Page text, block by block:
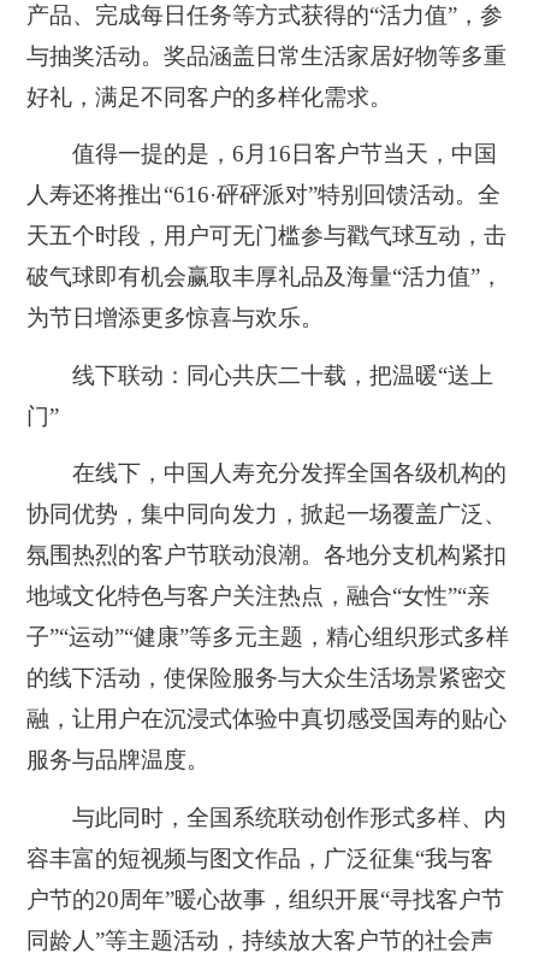
产品、完成每日任务等方式获得的“活力值”，参
与抽奖活动。奖品涵盖日常生活家居好物等多重
好礼，满足不同客户的多样化需求。
值得一提的是，6月16日客户节当天，中国
人寿还将推出“616·砰砰派对”特别回馈活动。全
天五个时段，用户可无门槛参与戳气球互动，击
破气球即有机会赢取丰厚礼品及海量“活力值”，
为节日增添更多惊喜与欢乐。
线下联动：同心共庆二十载，把温暖“送上
门”
在线下，中国人寿充分发挥全国各级机构的
协同优势，集中同向发力，掀起一场覆盖广泛、
氛围热烈的客户节联动浪潮。各地分支机构紧扣
地域文化特色与客户关注热点，融合“女性”“亲
子”“运动”“健康”等多元主题，精心组织形式多样
的线下活动，使保险服务与大众生活场景紧密交
融，让用户在沉浸式体验中真切感受国寿的贴心
服务与品牌温度。
与此同时，全国系统联动创作形式多样、内
容丰富的短视频与图文作品，广泛征集“我与客
户节的20周年”暖心故事，组织开展“寻找客户节
同龄人”等主题活动，持续放大客户节的社会声